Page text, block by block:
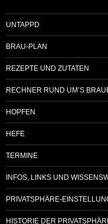
UNTAPPD
BRAU-PLAN
REZEPTE UND ZUTATEN
RECHNER RUND UM’S
HOPFEN
HEFE
TERMINE
INFOS, LINKS UND
PRIVATSPHÄRE-
HISTORIE DER